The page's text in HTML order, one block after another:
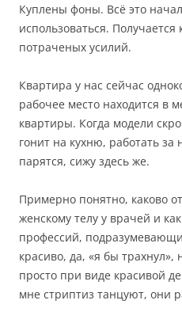
Куплены фоны. Всё это
использоваться.
потраченых усилий.
Квартира у нас сейчас
рабочее место находится в
квартиры. Когда модели
гонит на кухню, работать за
парятся, сижу здесь же.
Примерно понятно, каково
женскому телу у врачей и
профессий,
красиво, да, «я бы трахнул»,
просто при виде красивой
мне стриптиз танцуют, они